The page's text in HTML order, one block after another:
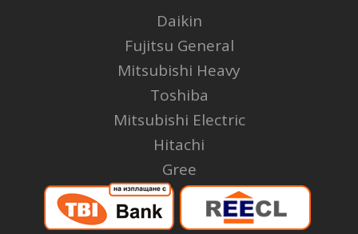
Daikin
Fujitsu General
Mitsubishi Heavy
Toshiba
Mitsubishi Electric
Hitachi
Gree